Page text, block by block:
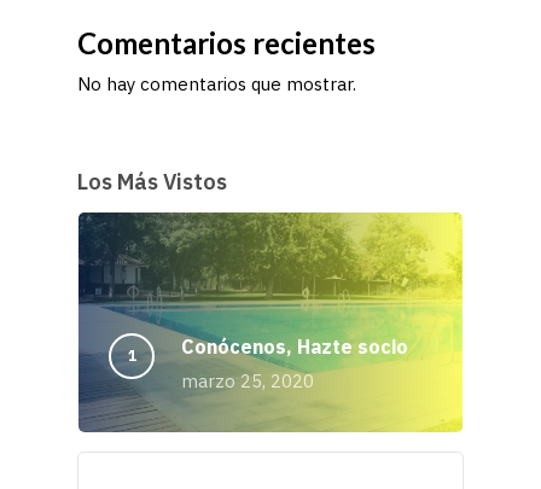
Comentarios recientes
No hay comentarios que mostrar.
Los Más Vistos
Conócenos, Hazte socio
marzo 25, 2020